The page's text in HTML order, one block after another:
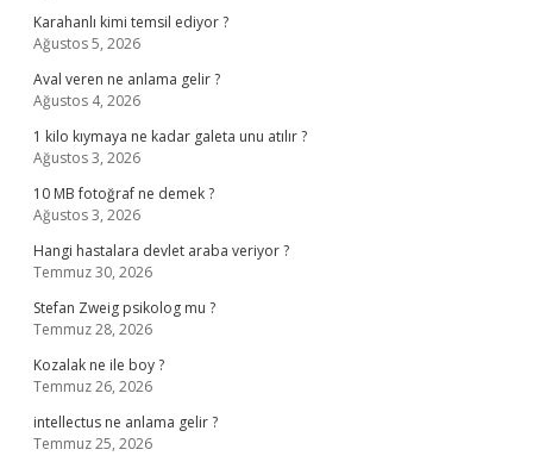
Karahanlı kimi temsil ediyor ?
Ağustos 5, 2026
Aval veren ne anlama gelir ?
Ağustos 4, 2026
1 kilo kıymaya ne kadar galeta unu atılır ?
Ağustos 3, 2026
10 MB fotoğraf ne demek ?
Ağustos 3, 2026
Hangi hastalara devlet araba veriyor ?
Temmuz 30, 2026
Stefan Zweig psikolog mu ?
Temmuz 28, 2026
Kozalak ne ile boy ?
Temmuz 26, 2026
intellectus ne anlama gelir ?
Temmuz 25, 2026